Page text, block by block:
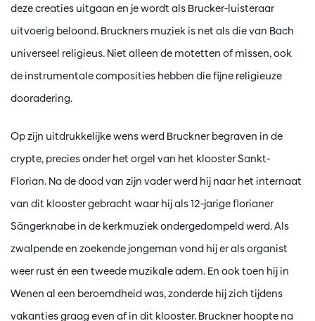
deze creaties uitgaan en je wordt als Brucker-luisteraar
uitvoerig beloond. Bruckners muziek is net als die van Bach
universeel religieus. Niet alleen de motetten of missen, ook
de instrumentale composities hebben die fijne religieuze
dooradering.
Op zijn uitdrukkelijke wens werd Bruckner begraven in de
crypte, precies onder het orgel van het klooster Sankt-
Florian. Na de dood van zijn vader werd hij naar het internaat
van dit klooster gebracht waar hij als 12-jarige florianer
Sängerknabe in de kerkmuziek ondergedompeld werd. Als
zwalpende en zoekende jongeman vond hij er als organist
weer rust én een tweede muzikale adem. En ook toen hij in
Wenen al een beroemdheid was, zonderde hij zich tijdens
vakanties graag even af in dit klooster. Bruckner hoopte na